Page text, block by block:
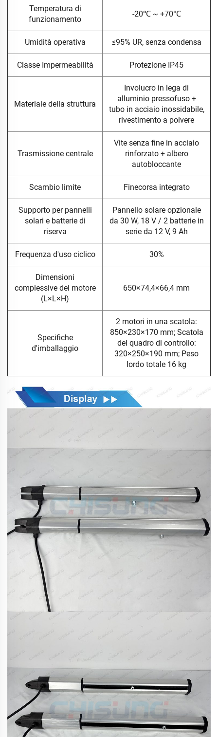
Temperatura di
funzionamento
-20℃ ~ +70℃
Umidità operativa ≤95% UR, senza condensa
Classe Impermeabilità Protezione IP45
Materiale della struttura
Involucro in lega di
alluminio pressofuso +
tubo in acciaio inossidabile,
rivestimento a polvere
Trasmissione centrale
Vite senza fine in acciaio
rinforzato + albero
autobloccante
Scambio limite Finecorsa integrato
Supporto per pannelli
solari e batterie di
riserva
Pannello solare opzionale
da 30 W, 18 V / 2 batterie in
serie da 12 V, 9 Ah
Frequenza d'uso ciclico 30%
Dimensioni
complessive del motore
(L×L×H)
650×74,4×66,4 mm
Specifiche
d'imballaggio
2 motori in una scatola:
850×230×170 mm; Scatola
del quadro di controllo:
320×250×190 mm; Peso
lordo totale 16 kg